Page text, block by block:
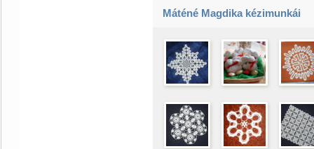
Máténé Magdika kézimunkái